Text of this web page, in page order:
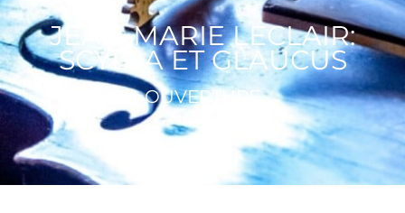
JEAN-MARIE LECLAIR:
SCYLLA ET GLAUCUS
OUVERTURE